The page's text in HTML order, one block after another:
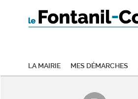
La mairie Mes démarches